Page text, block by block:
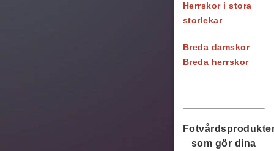
Herrskor i stora
storlekar
Breda damskor
Breda herrskor
som gör dina